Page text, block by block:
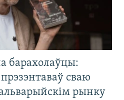
барахолаўцы:
сваю
рынку